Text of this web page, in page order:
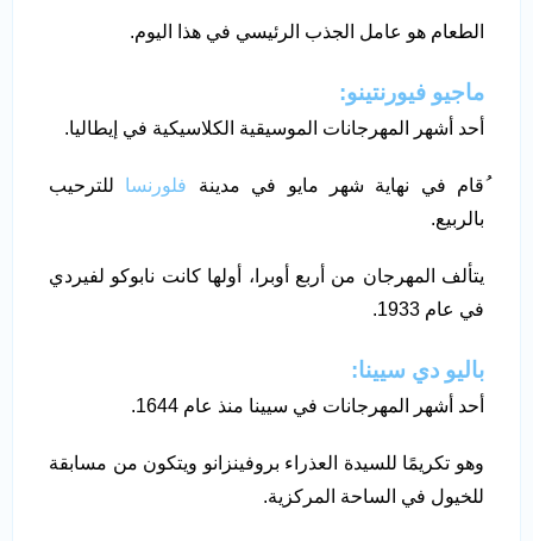
الطعام هو عامل الجذب الرئيسي في هذا اليوم.
ماجيو فيورنتينو:
أحد أشهر المهرجانات الموسيقية الكلاسيكية في إيطاليا.
ُقام في نهاية شهر مايو في مدينة فلورنسا للترحيب
بالربيع.
يتألف المهرجان من أربع أوبرا، أولها كانت نابوكو لفيردي
في عام 1933.
باليو دي سيينا:
أحد أشهر المهرجانات في سيينا منذ عام 1644.
وهو تكريمًا للسيدة العذراء بروفينزانو ويتكون من مسابقة
للخيول في الساحة المركزية.